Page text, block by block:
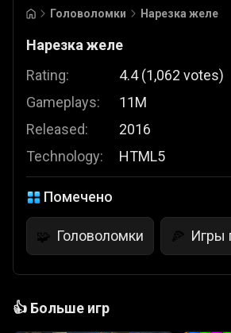
Головоломки Нарезка желе
Нарезка желе
Rating:
Gameplays:
Released:
Technology:
4.4 (1,062 votes)
11M
2016
HTML5
Помечено
🧩 Головоломки 🍕 Игры
👍 Больше игр